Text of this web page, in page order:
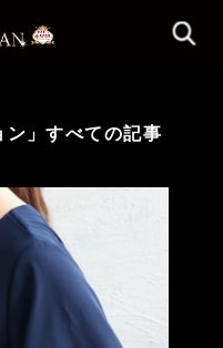
ン」すべての記事